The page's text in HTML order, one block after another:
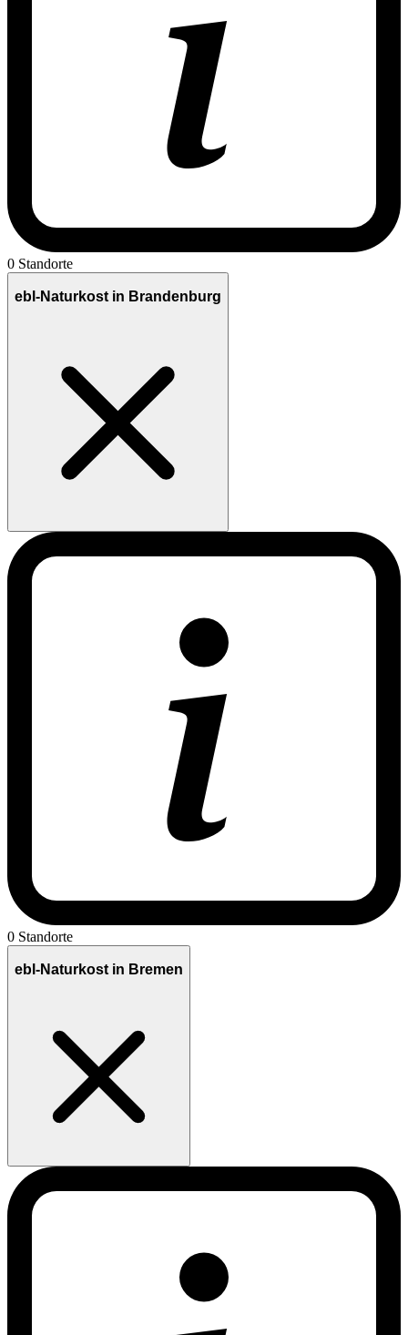
0 Standorte
ebl-Naturkost in Brandenburg
0 Standorte
ebl-Naturkost in Bremen